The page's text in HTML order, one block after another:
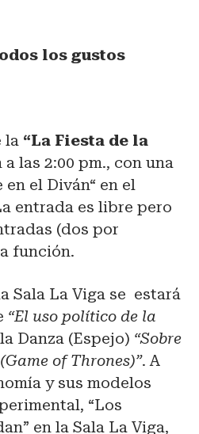
los gustos
la “La Fiesta de la
a las 2:00 pm., con una
el Diván“ en el
entrada es libre pero
(dos por
función.
Sala La Viga se estará
“El uso político de la
Danza (Espejo) “Sobre
of Thrones)”. A
y sus modelos
“Los
en la Sala La Viga,